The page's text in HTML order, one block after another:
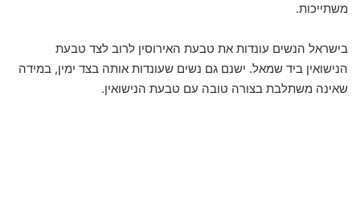
משתייכות.
בישראל הנשים עונדות את טבעת האירוסין לרוב לצד טבעת
הנישואין ביד שמאל. ישנם גם נשים שעונדות אותה בצד ימין, במידה
שאינה משתלבת בצורה טובה עם טבעת הנישואין.